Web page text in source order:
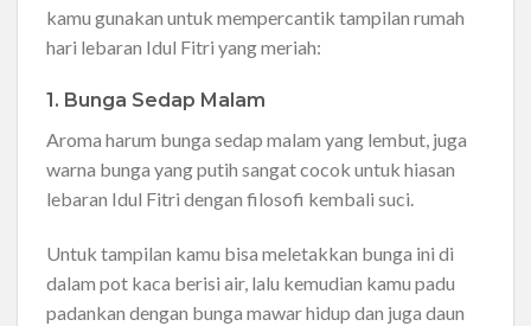
kamu gunakan untuk mempercantik tampilan rumah
hari lebaran Idul Fitri yang meriah:
1. Bunga Sedap Malam
Aroma harum bunga sedap malam yang lembut, juga
warna bunga yang putih sangat cocok untuk hiasan
lebaran Idul Fitri dengan filosofi kembali suci.
Untuk tampilan kamu bisa meletakkan bunga ini di
dalam pot kaca berisi air, lalu kemudian kamu padu
padankan dengan bunga mawar hidup dan juga daun